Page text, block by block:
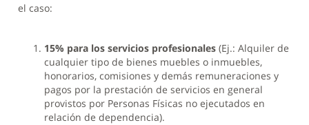
el caso:
15% para los servicios profesionales(Ej.: Alquiler de
cualquier tipo de bienes muebles o inmuebles,
honorarios, comisiones y demás remuneraciones y
pagos por la prestación de servicios en general
provistos por Personas Físicas no ejecutados en
relación de dependencia).